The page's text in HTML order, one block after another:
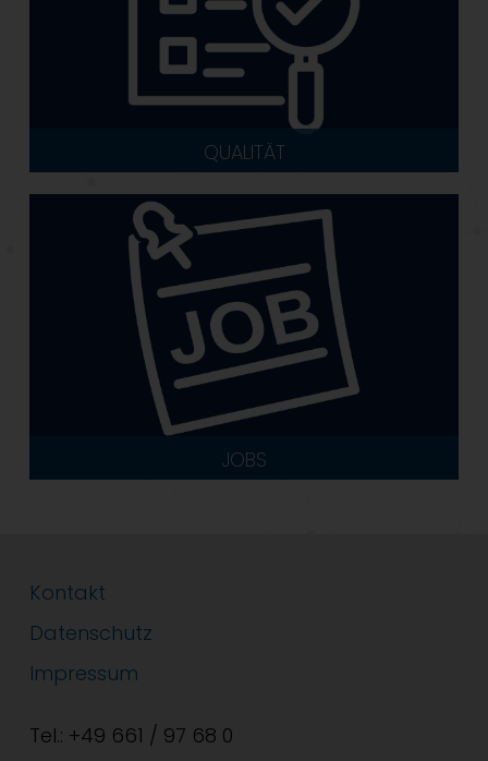
QUALITÄT
JOBS
Kontakt
Datenschutz
Impressum
Tel.: +49 661 / 97 68 0